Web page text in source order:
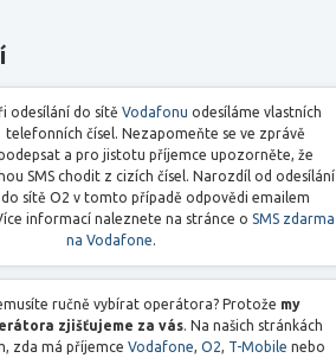
odesílání do sítě Vodafonu odesíláme vlastních
telefonních čísel. Nezapomeňte se ve zprávě
a pro jistotu příjemce upozorněte, že
SMS chodit z cizích čísel. Narozdíl od odesílání
do sítě O2 v tomto případě odpovědi emailem
informací naleznete na stránce o SMS zdarma
na Vodafone.
ručně vybírat operátora? Protože my
zjišťujeme za vás. Na našich stránkách
zda má příjemce Vodafone, O2, T-Mobile nebo